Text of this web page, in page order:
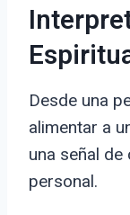
Desde una
alimentar a
una señal
personal.